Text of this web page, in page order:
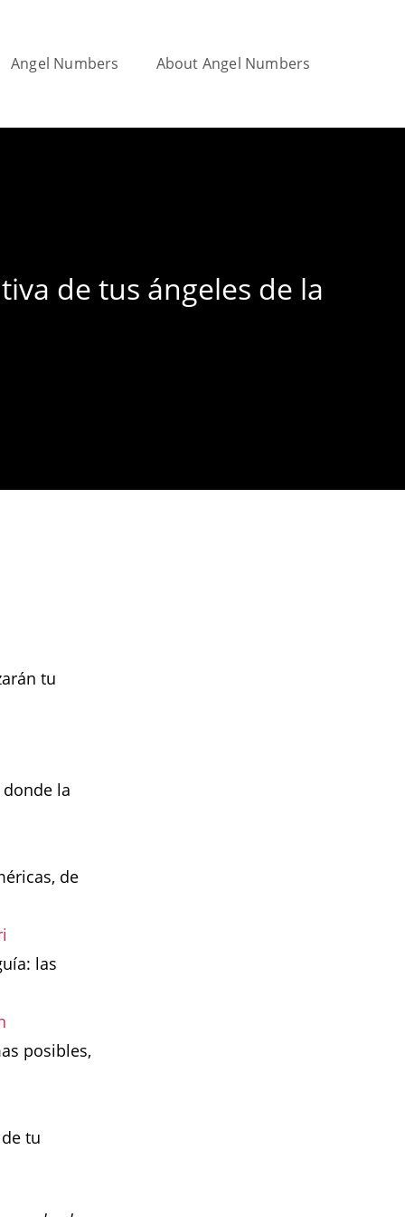
Angel Numbers About Angel Numbers
de tus ángeles de la
tu
la
de
las
posibles,
tu